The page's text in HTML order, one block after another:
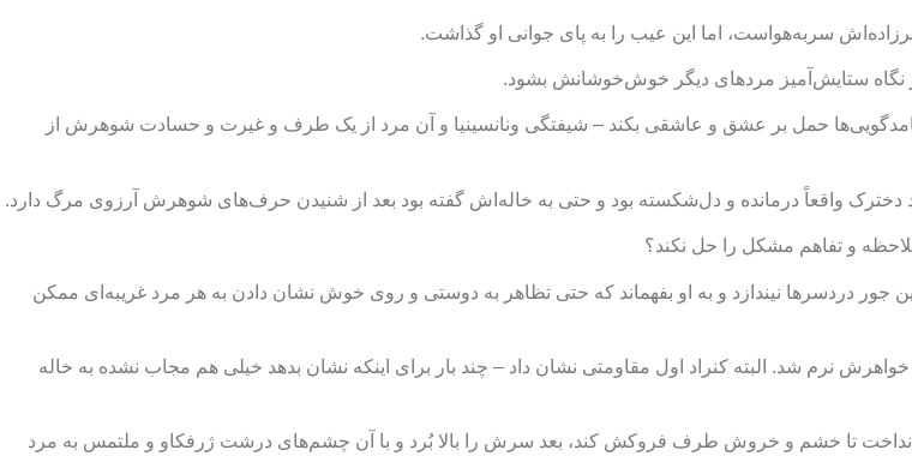
سربه‌هواست، اما این عیب را به پای جوانی او گذاشت.
نگاه ستایش‌آمیز مردهای دیگر خوش‌خوشانش بشود.
حمل بر عشق و عاشقی بکند – شیفتگی ونانسینیا و آن مرد از یک طرف و غیرت و حسادت شوهرش از
دخترک واقعاً درمانده و دل‌شکسته بود و حتی به خاله‌اش گفته بود بعد از شنیدن حرف‌های شوهرش آرزوی مرگ دارد.
و تفاهم مشکل را حل نکند؟
دردسرها نیندازد و به او بفهماند که حتی تظاهر به دوستی و روی خوش نشان دادن به هر مرد غریبه‌ای ممکن
نرم شد. البته کنراد اول مقاومتی نشان داد – چند بار برای اینکه نشان بدهد خیلی هم مجاب نشده به خاله
انداخت تا خشم و خروش طرف فروکش کند، بعد سرش را بالا بُرد و با آن چشم‌های درشت ژرفکاو و ملتمس به مرد